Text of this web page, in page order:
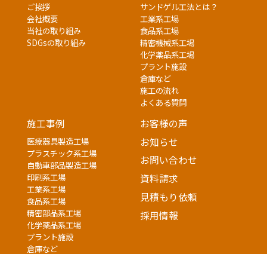
ご挨拶
会社概要
当社の取り組み
SDGsの取り組み
サンドゲル工法とは？
工業系工場
食品系工場
精密機械系工場
化学薬品系工場
プラント施設
倉庫など
施工の流れ
よくある質問
施工事例
医療器具製造工場
プラスチック系工場
自動車部品製造工場
印刷系工場
工業系工場
食品系工場
精密部品系工場
化学薬品系工場
プラント施設
倉庫など
お客様の声
お知らせ
お問い合わせ
資料請求
見積もり依頼
採用情報